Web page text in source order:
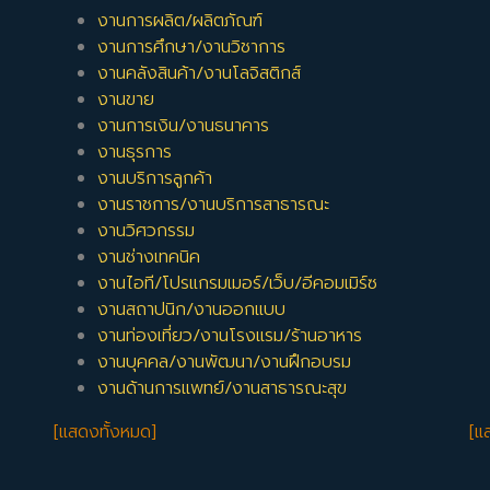
งานการผลิต/ผลิตภัณฑ์
งานการศึกษา/งานวิชาการ
งานคลังสินค้า/งานโลจิสติกส์
งานขาย
งานการเงิน/งานธนาคาร
งานธุรการ
งานบริการลูกค้า
งานราชการ/งานบริการสาธารณะ
งานวิศวกรรม
งานช่างเทคนิค
งานไอที/โปรแกรมเมอร์/เว็บ/อีคอมเมิร์ซ
งานสถาปนิก/งานออกแบบ
งานท่องเที่ยว/งานโรงแรม/ร้านอาหาร
งานบุคคล/งานพัฒนา/งานฝึกอบรม
งานด้านการแพทย์/งานสาธารณะสุข
[แสดงทั้งหมด]
[แ